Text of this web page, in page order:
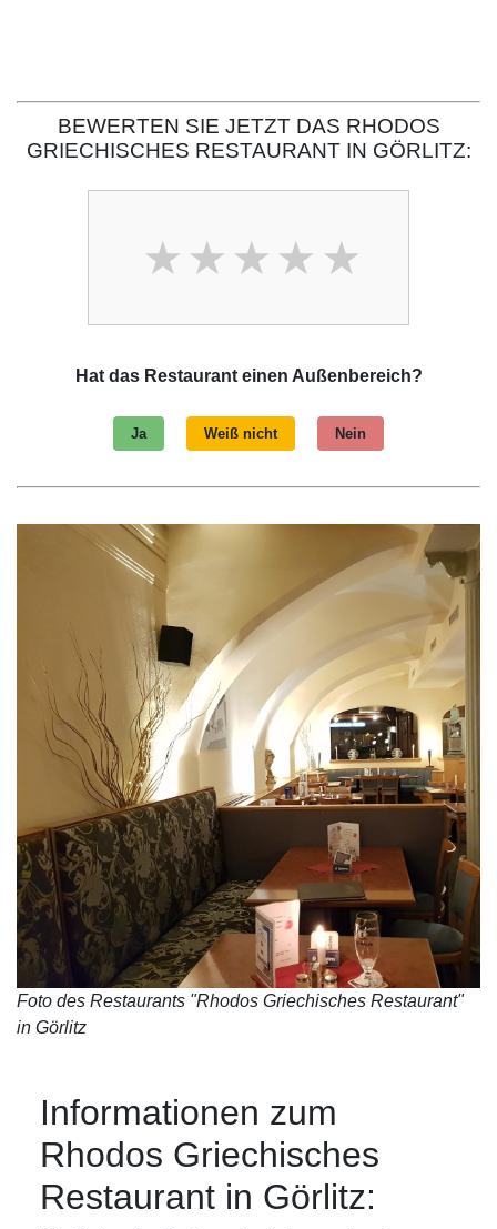
BEWERTEN SIE JETZT DAS RHODOS
GRIECHISCHES RESTAURANT IN GÖRLITZ:
Hat das Restaurant einen Außenbereich?
Ja Weiß nicht Nein
Foto des Restaurants "Rhodos Griechisches Restaurant"
in Görlitz
Informationen zum
Rhodos Griechisches
Restaurant in Görlitz: